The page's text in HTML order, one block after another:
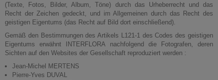
(Texte, Fotos, Bilder, Album, Töne) durch das Urheberrecht und das
Recht der Zeichen gedeckt, und im Allgemeinen durch das Recht des
geistigen Eigentums (das Recht auf Bild dort einschließend).
Gemäß den Bestimmungen des Artikels L121-1 des Codes des geistigen
Eigentums erwähnt INTERFLORA nachfolgend die Fotografen, deren
Sichten auf den Websites der Gesellschaft reproduziert werden :
Jean-Michel MERTENS
Pierre-Yves DUVAL